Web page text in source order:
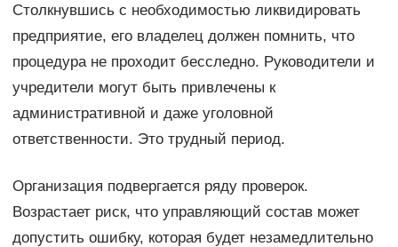
Столкнувшись с необходимостью ликвидировать
предприятие, его владелец должен помнить, что
процедура не проходит бесследно. Руководители и
учредители могут быть привлечены к
административной и даже уголовной
ответственности. Это трудный период.
Организация подвергается ряду проверок.
Возрастает риск, что управляющий состав может
допустить ошибку, которая будет незамедлительно